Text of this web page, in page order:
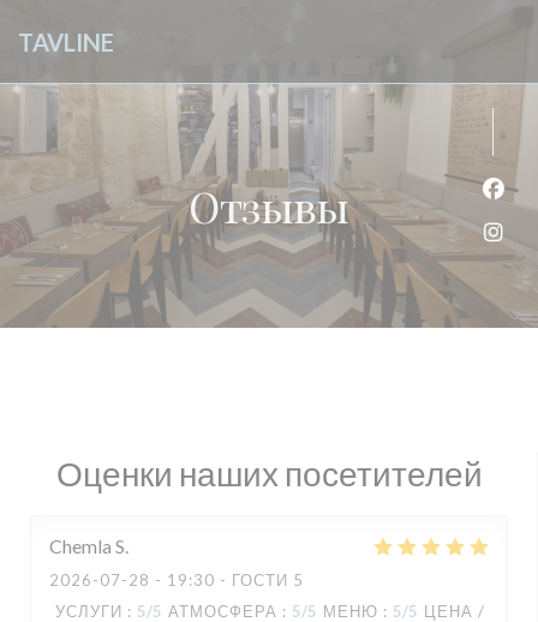
TAVLINE
Отзывы
Оценки наших посетителей
Chemla S
2026-07-28 - 19:30 - ГОСТИ 5
УСЛУГИ : 5/5 АТМОСФЕРА : 5/5 МЕНЮ : 5/5 ЦЕНА /